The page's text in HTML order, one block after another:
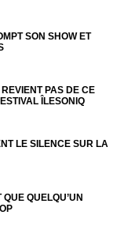
SON SHOW ET
PAS DE CE
ÎLESONIQ
LE SILENCE SUR LA
QUELQU’UN